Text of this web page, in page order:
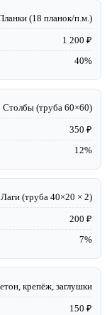
(18 планок/п.м.)
1 200 ₽
40%
Столбы (труба 60×60)
350 ₽
12%
Лаги (труба 40×20 × 2)
200 ₽
7%
крепёж, заглушки
150 ₽